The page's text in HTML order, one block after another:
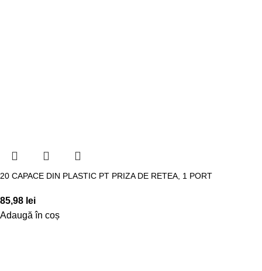
20 CAPACE DIN PLASTIC PT PRIZA DE RETEA, 1 PORT
85,98 lei
Adaugă în coș